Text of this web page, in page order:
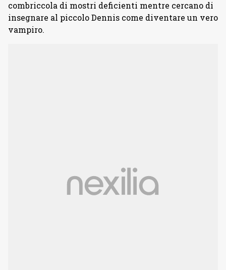
combriccola di mostri deficienti mentre cercano di
insegnare al piccolo Dennis come diventare un vero
vampiro.